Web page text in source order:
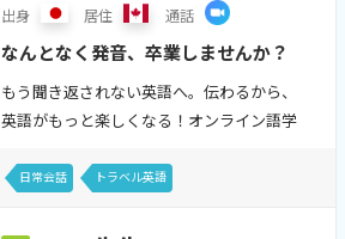
出身 居住 通話
なんとなく発音、卒業しませんか？
発音から整える、初心者のための英
会話。英語が初めてでも大丈夫。日
に解消し、スムーズな会話につなげ
もう聞き返されない英語へ。伝わるから、
英語がもっと楽しくなる！オンライン語学
てさまざまなレベルの学習者を指導してき
経...
日常会話 トラベル英語